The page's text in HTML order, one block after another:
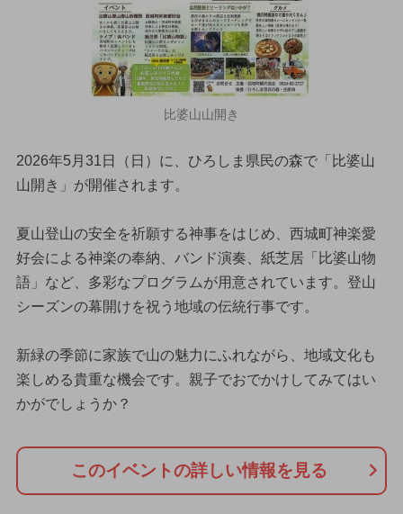
比婆山山開き
2026年5月31日（日）に、ひろしま県民の森で「比婆山
山開き」が開催されます。
夏山登山の安全を祈願する神事をはじめ、西城町神楽愛
好会による神楽の奉納、バンド演奏、紙芝居「比婆山物
語」など、多彩なプログラムが用意されています。登山
シーズンの幕開けを祝う地域の伝統行事です。
新緑の季節に家族で山の魅力にふれながら、地域文化も
楽しめる貴重な機会です。親子でおでかけしてみてはい
かがでしょうか？
このイベントの詳しい情報を見る